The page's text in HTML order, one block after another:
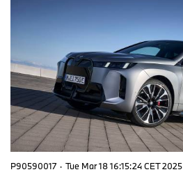
P90590017 · Tue Mar 18 16:15:24 CET 2025